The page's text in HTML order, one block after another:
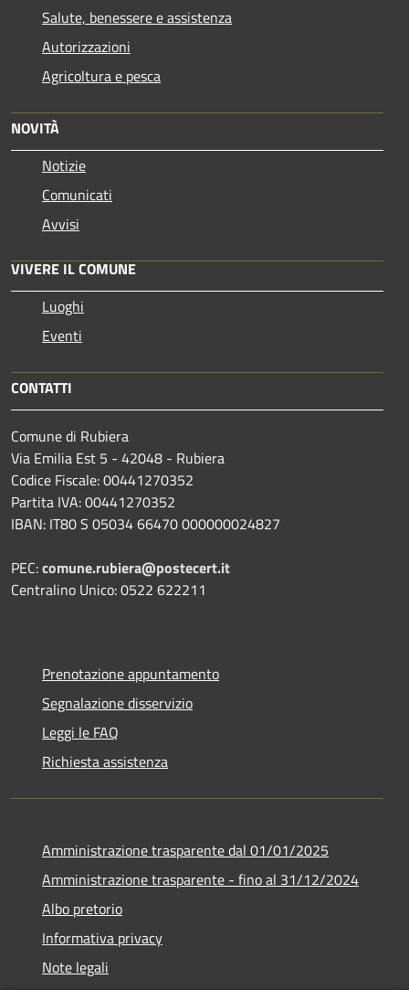
Salute, benessere e assistenza
Autorizzazioni
Agricoltura e pesca
NOVITÀ
Notizie
Comunicati
Avvisi
VIVERE IL COMUNE
Luoghi
Eventi
CONTATTI
Comune di Rubiera
Via Emilia Est 5 - 42048 - Rubiera
Codice Fiscale: 00441270352
Partita IVA: 00441270352
IBAN: IT80 S 05034 66470 000000024827
PEC:comune.rubiera@postecert.it
Centralino Unico: 0522 622211
Prenotazione appuntamento
Segnalazione disservizio
Leggi le FAQ
Richiesta assistenza
Amministrazione trasparente dal 01/01/2025
Amministrazione trasparente - fino al 31/12/2024
Albo pretorio
Informativa privacy
Note legali